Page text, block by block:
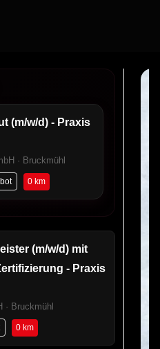
(m/w/d) - Praxis
· Bruckmühl
0 km
(m/w/d) mit
- Praxis
· Bruckmühl
0 km